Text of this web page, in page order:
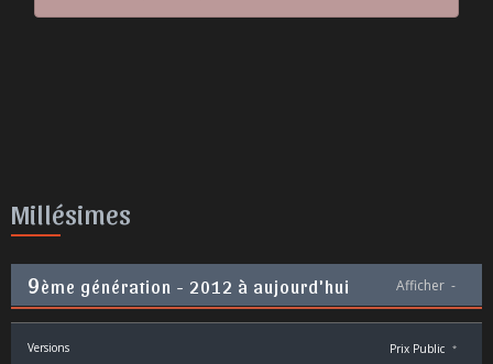
Millésimes
9ème génération - 2012 à aujourd'hui Afficher -
Versions Prix Public *